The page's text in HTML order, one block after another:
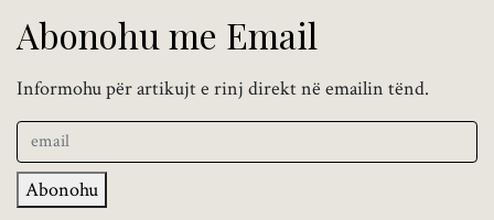
Abonohu me Email
Informohu për artikujt e rinj direkt në emailin tënd.
Abonohu